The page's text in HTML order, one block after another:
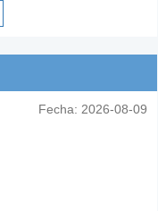
Fecha: 2026-08-09